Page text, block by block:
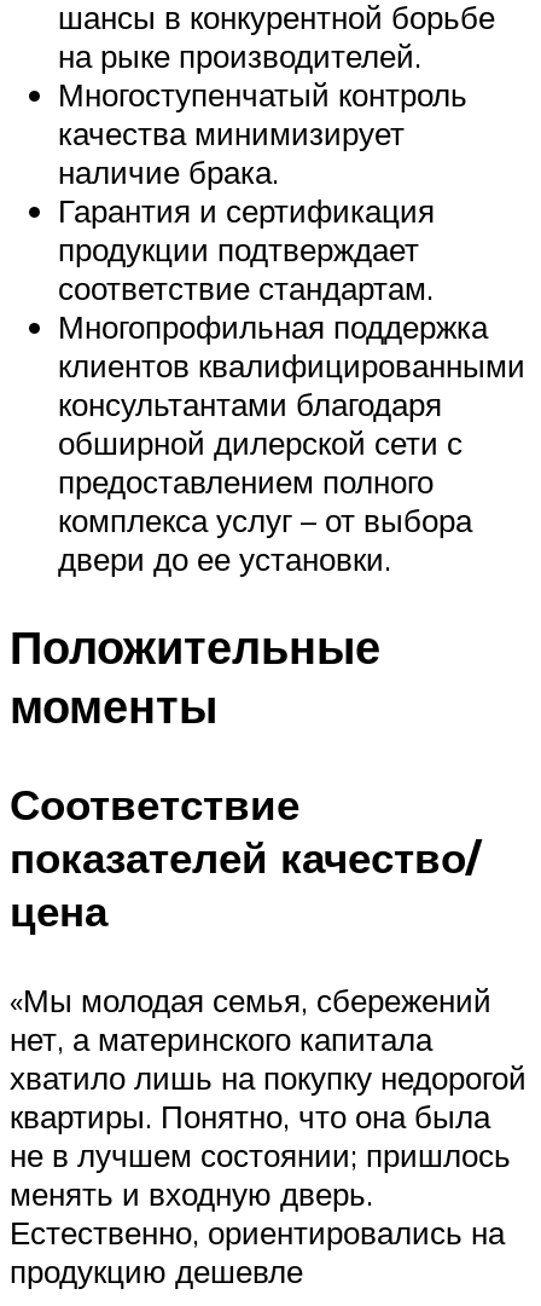
шансы в конкурентной борьбе
на рыке производителей.
Многоступенчатый контроль
качества минимизирует
наличие брака.
Гарантия и сертификация
продукции подтверждает
соответствие стандартам.
Многопрофильная поддержка
клиентов квалифицированными
консультантами благодаря
обширной дилерской сети с
предоставлением полного
комплекса услуг – от выбора
двери до ее установки.
Положительные
моменты
Соответствие
показателей качество/
цена
«Мы молодая семья, сбережений
нет, а материнского капитала
хватило лишь на покупку недорогой
квартиры. Понятно, что она была
не в лучшем состоянии; пришлось
менять и входную дверь.
Естественно, ориентировались на
продукцию дешевле